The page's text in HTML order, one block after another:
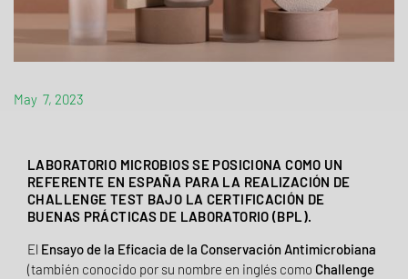
May 7, 2023
LABORATORIO MICROBIOS SE POSICIONA COMO UN
REFERENTE EN ESPAÑA PARA LA REALIZACIÓN DE
CHALLENGE TEST BAJO LA CERTIFICACIÓN DE
BUENAS PRÁCTICAS DE LABORATORIO (BPL).
El Ensayo de la Eficacia de la Conservación Antimicrobiana
(también conocido por su nombre en inglés como Challenge